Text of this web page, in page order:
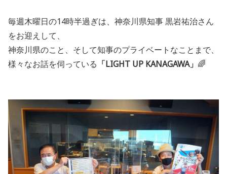
毎週木曜日の14時半過ぎは、神奈川県知事 黒岩祐治さん
をお迎えして、
神奈川県のこと、そして知事のプライベートなことまで、
様々なお話を伺っている 「LIGHT UP KANAGAWA」 🌈